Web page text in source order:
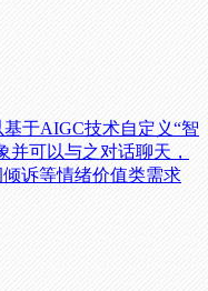
于AIGC技术自定义“智
并可以与之对话聊天，
诉等情绪价值类需求